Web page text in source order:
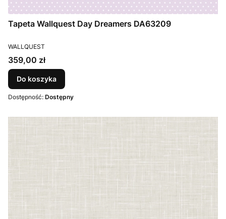
Tapeta Wallquest Day Dreamers DA63209
PRODUCENT
WALLQUEST
Cena
359,00 zł
Do koszyka
Dostępność: Dostępny